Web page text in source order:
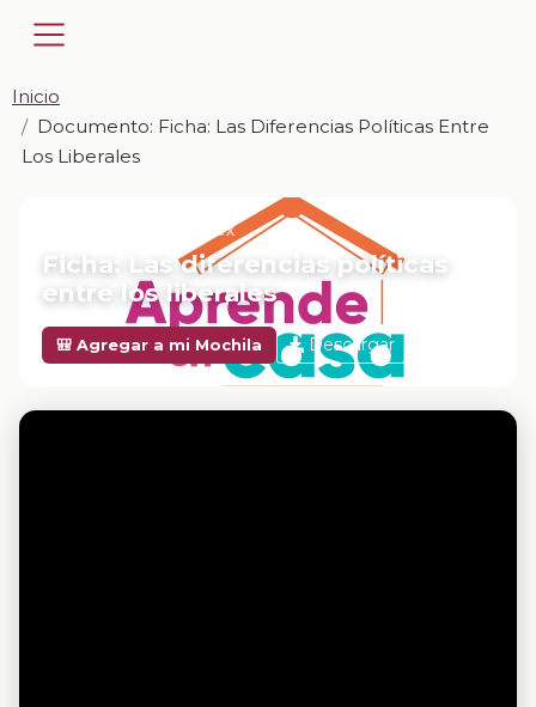
Inicio
Documento: Ficha: Las Diferencias Políticas Entre
Los Liberales
📎 DOCUMENTO · DOCX
Ficha: Las diferencias políticas
entre los liberales
🎒 Agregar a mi Mochila Descargar